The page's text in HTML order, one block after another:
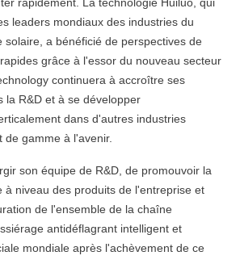
leaders mondiaux des industries du
solaire, a bénéficié de perspectives de
grâce à l'essor du nouveau secteur
continuera à accroître ses
la R&D et à se développer
dans d'autres industries
de gamme à l'avenir.
son équipe de R&D, de promouvoir la
à niveau des produits de l'entreprise et
de l'ensemble de la chaîne
antidéflagrant intelligent et
mondiale après l'achèvement de ce